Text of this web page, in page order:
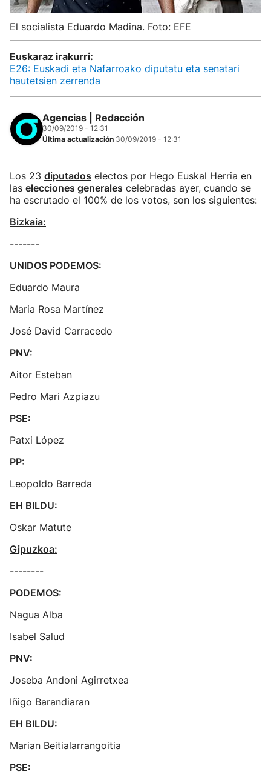
El socialista Eduardo Madina. Foto: EFE
Euskaraz irakurri:
E26: Euskadi eta Nafarroako diputatu eta senatari
hautetsien zerrenda
Agencias | Redacción
30/09/2019 - 12:31
Última actualización 30/09/2019 - 12:31
Los 23 diputados electos por Hego Euskal Herria en
las elecciones generales celebradas ayer, cuando se
ha escrutado el 100% de los votos, son los siguientes:
Bizkaia:
-------
UNIDOS PODEMOS:
Eduardo Maura
Maria Rosa Martínez
José David Carracedo
PNV:
Aitor Esteban
Pedro Mari Azpiazu
PSE:
Patxi López
PP:
Leopoldo Barreda
EH BILDU:
Oskar Matute
Gipuzkoa:
--------
PODEMOS:
Nagua Alba
Isabel Salud
PNV:
Joseba Andoni Agirretxea
Iñigo Barandiaran
EH BILDU:
Marian Beitialarrangoitia
PSE: